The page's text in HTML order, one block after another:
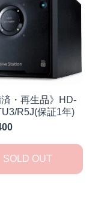
済・再生品》HD-
R5J(保証1年)
SOLD OUT